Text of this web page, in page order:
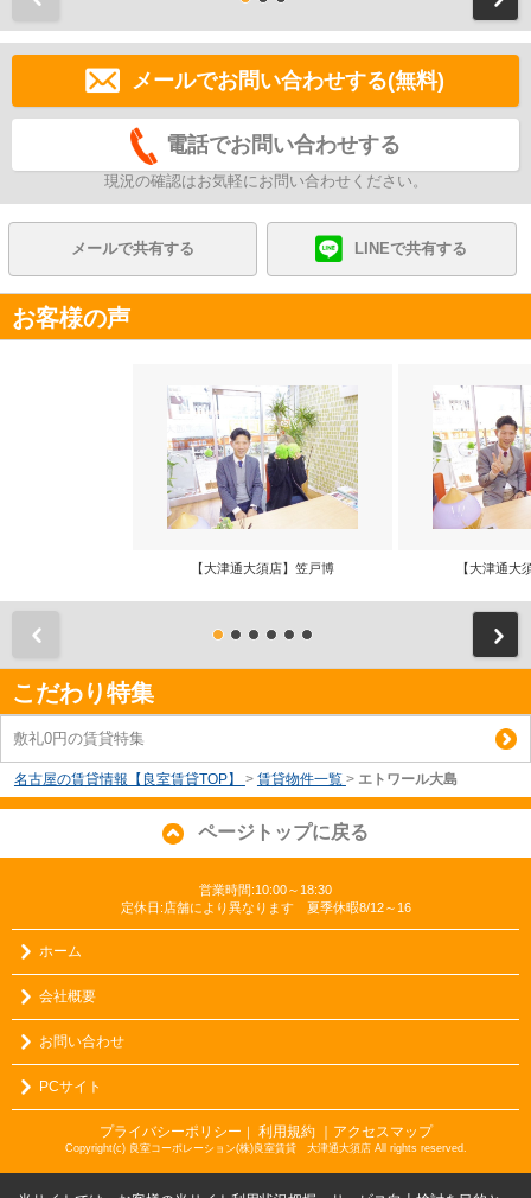
メールでお問い合わせする(無料)
電話でお問い合わせする
現況の確認はお気軽にお問い合わせください。
メールで共有する LINEで共有する
お客様の声
【大津通大須店】笠戸博 【大津通大
こだわり特集
敷礼0円の賃貸特集
名古屋の賃貸情報【良室賃貸TOP】 > 賃貸物件一覧 > エトワール大島
ページトップに戻る
営業時間:10:00～18:30
定休日:店舗により異なります 夏季休暇8/12～16
ホーム
会社概要
お問い合わせ
PCサイト
プライバシーポリシー 利用規約 ｜アクセスマップ
Copyright(c) 良室コーポレーション(株)良室賃貸 大津通大須店 All rights reserved.